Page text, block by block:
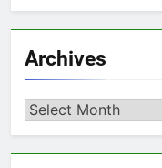
Archives
Archives